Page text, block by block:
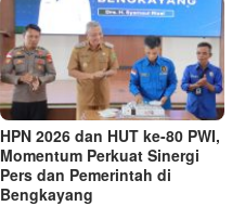
HPN 2026 dan HUT ke-80 PWI,
Momentum Perkuat Sinergi
Pers dan Pemerintah di
Bengkayang